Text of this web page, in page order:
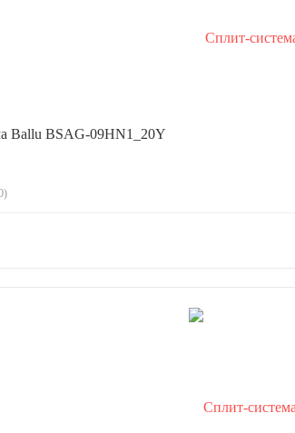
Ballu BSAG-09HN1_20Y